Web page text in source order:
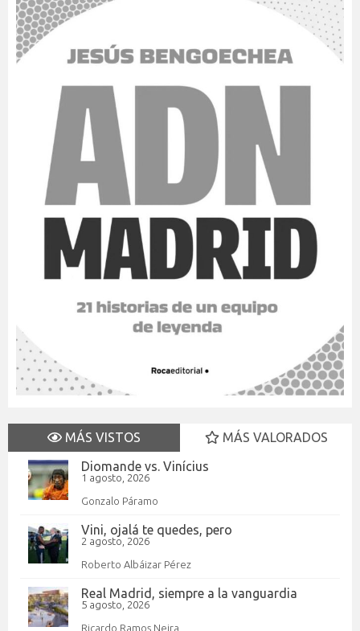
MÁS VISTOS
MÁS VALORADOS
Diomande vs. Vinícius
1 agosto, 2026
Gonzalo Páramo
Vini, ojalá te quedes, pero
2 agosto, 2026
Roberto Albáizar Pérez
Real Madrid, siempre a la vanguardia
5 agosto, 2026
Ricardo Ramos Neira